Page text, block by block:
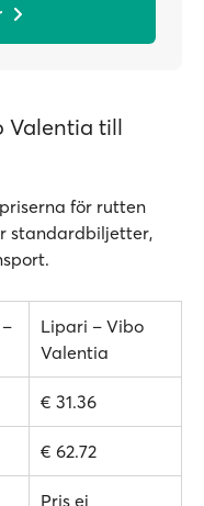
Valentia till
för rutten
standardbiljetter,
Lipari – Vibo
Valentia
€ 31.36
€ 62.72
Pris ej